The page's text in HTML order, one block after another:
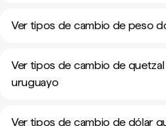
Ver tipos de cambio de peso
Ver tipos de cambio de
uruguayo
Ver tipos de cambio de dólar